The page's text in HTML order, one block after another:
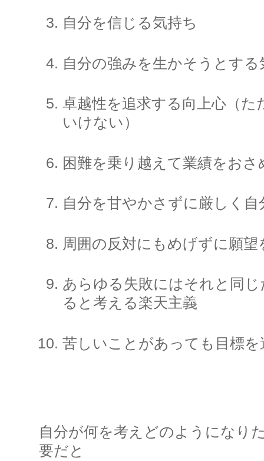
自分を信じる気持ち
自分の強みを生かそうとする
卓越性を追求する向上心（た
いけない）
困難を乗り越えて業績をおさ
自分を甘やかさずに厳しく
周囲の反対にもめげずに願望
あらゆる失敗にはそれと同
ると考える楽天主義
苦しいことがあっても目標
自分が何を考えどのようになり
要だと